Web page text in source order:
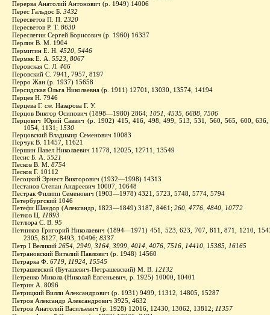
Перерва Анатолий Антонович (р. 1949) 14006
Перес Гальдос Б. 3432
Пересветов П. П. 2320
Пересветов Р. Т. 8630
Переслегин Сергей Борисович (р. 1960) 16337
Перлин В. М. 1904
Пермитин Е. Н. 4520, 5446
Пермяк Е. А. 5523, 8067
Перовская С. Л. 466
Перовский С. 7941, 7957, 8197
Перро Жан (р. 1937) 15658
Персидская Ольга Николаевна (р. 1911) 12701, 13030, 13574, 14194
Перцев Н. 7946
Перцева Г. см. Назарова Г. У.
Перцов Виктор Осипович (1898—1980) 2864; 1051, 4535, 6688, 7506
Перцович Юрий Саввич (р. 1902) 415, 416, 498, 499, 513, 531, 560, 565, 600,
1054, 1131; 1530
Перцовский Владимир Семенович 10083
Перчук В. 11457, 11621
Першин Павел Николаевич 11778, 12025, 12711, 13549
Песис Б. А. 5521
Песков В. М. 8754
Песков Г. 10112
Песоцкий Эрнест Викторович (1932—1998) 14313
Пестанов Степан Андреевич 10007, 10648
Пестрак Филипп Семенович (1903—1978) 4321, 5723, 5748, 5774, 5794
Петербургский 1046
Петефи Шандор (Александр, 1823—1849) 3187, 8461; 260, 4776, 4840, 10772
Петков Ц. 11893
Петлюра С. В. 95
Петников Григорий Николаевич (1894—1971) 451, 523, 623, 707, 811, 871, 1210,
2305, 8127, 8493, 10496; 8337
Петр I Великий 2654, 2949, 3164, 3999, 4014, 4076, 7516, 14410, 15385, 16165
Петрановский Виталий Павлович (р. 1948) 14560
Петрарка Ф. 6719, 11924, 15545
Петрашевский (Буташевич-Петрашевский) М. В. 12132
Петренко Микола (Николай Евгеньевич, р. 1925) 10000, 10401
Петрин А. 8096
Петрицкий Вилли Александрович (р. 1931) 9499, 11312, 14805, 15287
Петров Александр Александрович 3925, 4632
Петров Анатолий Васильевич (р. 1928) 12016, 12430, 13062, 13812; 11357